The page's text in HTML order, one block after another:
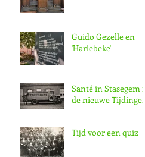
Guido Gezelle en
'Harlebeke'
Santé in Stasegem in
de nieuwe Tijdingen
Tijd voor een quiz